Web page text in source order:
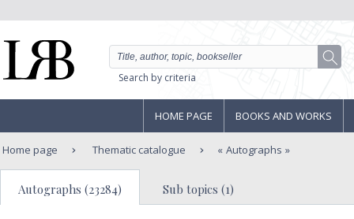
Search by criteria
HOME PAGE BOOKS AND WORKS
Home page Thematic catalogue Autographs
Autographs (23284) Sub topics (1)